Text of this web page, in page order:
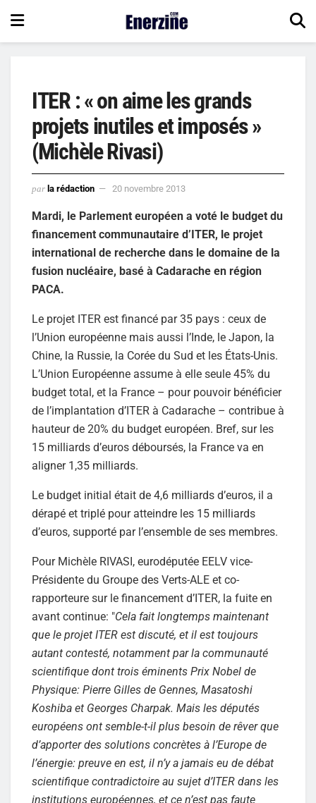
ITER : « on aime les grands
projets inutiles et imposés »
(Michèle Rivasi)
par la rédaction 20 novembre 2013
Mardi, le Parlement européen a voté le budget du
financement communautaire d’ITER, le projet
international de recherche dans le domaine de la
fusion nucléaire, basé à Cadarache en région
PACA.
Le projet ITER est financé par 35 pays : ceux de
l’Union européenne mais aussi l’Inde, le Japon, la
Chine, la Russie, la Corée du Sud et les États-Unis.
L’Union Européenne assume à elle seule 45% du
budget total, et la France – pour pouvoir bénéficier
de l’implantation d’ITER à Cadarache – contribue à
hauteur de 20% du budget européen. Bref, sur les
15 milliards d’euros déboursés, la France va en
aligner 1,35 milliards.
Le budget initial était de 4,6 milliards d’euros, il a
dérapé et triplé pour atteindre les 15 milliards
d’euros, supporté par l’ensemble de ses membres.
Pour Michèle RIVASI, eurodéputée EELV vice-
Présidente du Groupe des Verts-ALE et co-
rapporteure sur le financement d’ITER, la fuite en
avant continue: "Cela fait longtemps maintenant
que le projet ITER est discuté, et il est toujours
autant contesté, notamment par la communauté
scientifique dont trois éminents Prix Nobel de
Physique: Pierre Gilles de Gennes, Masatoshi
Koshiba et Georges Charpak. Mais les députés
européens ont semble-t-il plus besoin de rêver que
d’apporter des solutions concrètes à l’Europe de
l’énergie: preuve en est, il n’y a jamais eu de débat
scientifique contradictoire au sujet d’ITER dans les
institutions européennes, et ce n’est pas faute